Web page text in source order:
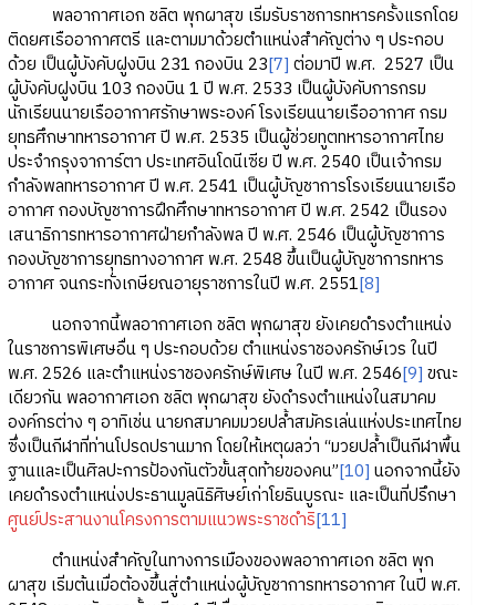
พลอากาศเอก ชลิต พุกผาสุข เริ่มรับราชการทหารครั้งแรกโดย
ติดยศเรืออากาศตรี และตามมาด้วยตำแหน่งสำคัญต่าง ๆ ประกอบ
ด้วย เป็นผู้บังคับฝูงบิน 231 กองบิน 23[7] ต่อมาปี พ.ศ. 2527 เป็น
ผู้บังคับฝูงบิน 103 กองบิน 1 ปี พ.ศ. 2533 เป็นผู้บังคับการกรม
นักเรียนนายเรืออากาศรักษาพระองค์ โรงเรียนนายเรืออากาศ กรม
ยุทธศึกษาทหารอากาศ ปี พ.ศ. 2535 เป็นผู้ช่วยทูตทหารอากาศไทย
ประจำกรุงจาการ์ตา ประเทศอินโดนีเซีย ปี พ.ศ. 2540 เป็นเจ้ากรม
กำลังพลทหารอากาศ ปี พ.ศ. 2541 เป็นผู้บัญชาการโรงเรียนนายเรือ
อากาศ กองบัญชาการฝึกศึกษาทหารอากาศ ปี พ.ศ. 2542 เป็นรอง
เสนาธิการทหารอากาศฝ่ายกำลังพล ปี พ.ศ. 2546 เป็นผู้บัญชาการ
กองบัญชาการยุทธทางอากาศ พ.ศ. 2548 ขึ้นเป็นผู้บัญชาการทหาร
อากาศ จนกระทั่งเกษียณอายุราชการในปี พ.ศ. 2551[8]
นอกจากนี้พลอากาศเอก ชลิต พุกผาสุข ยังเคยดำรงตำแหน่ง
ในราชการพิเศษอื่น ๆ ประกอบด้วย ตำแหน่งราชองครักษ์เวร ในปี
พ.ศ. 2526 และตำแหน่งราชองครักษ์พิเศษ ในปี พ.ศ. 2546[9] ขณะ
เดียวกัน พลอากาศเอก ชลิต พุกผาสุข ยังดำรงตำแหน่งในสมาคม
องค์กรต่าง ๆ อาทิเช่น นายกสมาคมมวยปล้ำสมัครเล่นแห่งประเทศไทย
ซึ่งเป็นกีฬาที่ท่านโปรดปรานมาก โดยให้เหตุผลว่า “มวยปล้ำเป็นกีฬาพื้น
ฐานและเป็นศิลปะการป้องกันตัวขั้นสุดท้ายของคน”[10] นอกจากนี้ยัง
เคยดำรงตำแหน่งประธานมูลนิธิศิษย์เก่าโยธินบูรณะ และเป็นที่ปรึกษา
ศูนย์ประสานงานโครงการตามแนวพระราชดำริ[11]
ตำแหน่งสำคัญในทางการเมืองของพลอากาศเอก ชลิต พุก
ผาสุข เริ่มต้นเมื่อต้องขึ้นสู่ตำแหน่งผู้บัญชาการทหารอากาศ ในปี พ.ศ.